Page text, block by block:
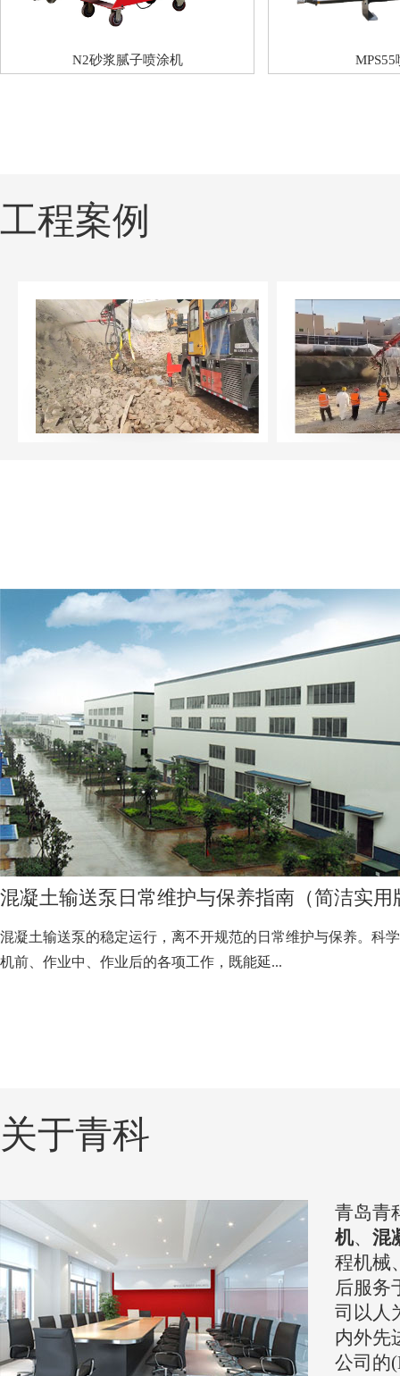
N2砂浆腻子喷涂机
工程案例
混凝土输送泵日常维护与保养指南（简洁实用
混凝土输送泵的稳定运行，离不开规范的日常维护与保养。科
机前、作业中、作业后的各项工作，既能延...
关于青科
青岛青
机、 混
程机械
后服务
司以人
内外先
公司的